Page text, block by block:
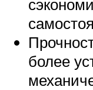
более